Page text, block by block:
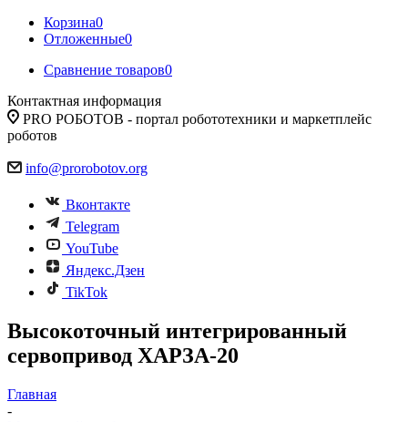
Корзина0
Отложенные0
Сравнение товаров0
Контактная информация
PRO РОБОТОВ - портал робототехники и маркетплейс
роботов
info@prorobotov.org
Вконтакте
Telegram
YouTube
Яндекс.Дзен
TikTok
Высокоточный интегрированный
сервопривод ХАРЗА-20
Главная
-